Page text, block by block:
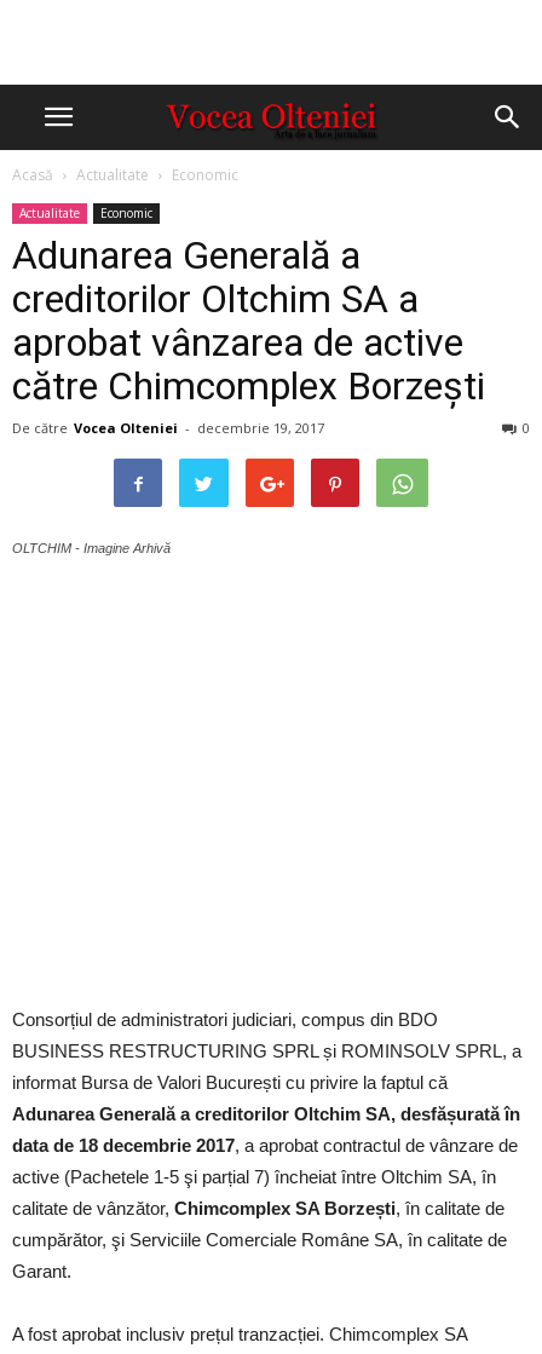
Acasă Actualitate Economic
Actualitate Economic
Adunarea Generală a
creditorilor Oltchim SA a
aprobat vânzarea de active
către Chimcomplex Borzești
De către Vocea Olteniei - decembrie 19, 2017 0
OLTCHIM - Imagine Arhivă
Consorțiul de administratori judiciari, compus din BDO
BUSINESS RESTRUCTURING SPRL și ROMINSOLV SPRL, a
informat Bursa de Valori București cu privire la faptul că
Adunarea Generală a creditorilor Oltchim SA, desfășurată în
data de 18 decembrie 2017, a aprobat contractul de vânzare de
active (Pachetele 1-5 şi parțial 7) încheiat între Oltchim SA, în
calitate de vânzător, Chimcomplex SA Borzești, în calitate de
cumpărător, şi Serviciile Comerciale Române SA, în calitate de
Garant.
A fost aprobat inclusiv prețul tranzacției. Chimcomplex SA